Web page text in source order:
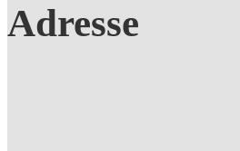
Adresse